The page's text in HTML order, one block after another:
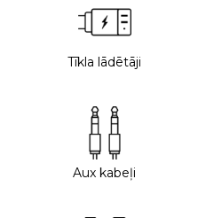
Tīkla lādētāji
Aux kabeļi